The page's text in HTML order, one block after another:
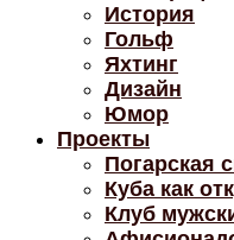
История
Гольф
Яхтинг
Дизайн
Юмор
Проекты
Погарская
Куба как
Клуб